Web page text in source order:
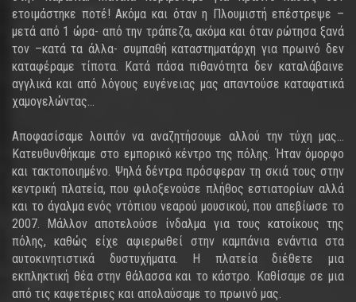
ετοιμάστηκε ποτέ! Ακόμα και όταν η Πλουμιστή επέστρεψε –
μετά από 1 ώρα- από την τράπεζα, ακόμα και όταν ρώτησα ξανά
τον –κατά τα άλλα- συμπαθή καταστηματάρχη για πρωινό δεν
καταφέραμε τίποτα. Κατά πάσα πιθανότητα δεν καταλάβαινε
αγγλικά και από λόγους ευγένειας μας απαντούσε καταφατικά
χαμογελώντας...
Αποφασίσαμε λοιπόν να αναζητήσουμε αλλού την τύχη μας...
Κατευθυνθήκαμε στο εμπορικό κέντρο της πόλης. Ήταν όμορφο
και τακτοποιημένο. Ψηλά δέντρα πρόσφεραν τη σκιά τους στην
κεντρική πλατεία, που φιλοξενούσε πλήθος εστιατορίων αλλά
και το άγαλμα ενός ντόπιου νεαρού μουσικού, που απεβίωσε το
2007. Μάλλον αποτελούσε ίνδαλμα για τους κατοίκους της
πόλης, καθώς είχε αφιερωθεί στην καμπάνια ενάντια στα
αυτοκινητιστικά δυστυχήματα. Η πλατεία διέθετε μια
εκπληκτική θέα στην θάλασσα και το κάστρο. Καθίσαμε σε μια
από τις καφετέριες και απολαύσαμε το πρωινό μας.